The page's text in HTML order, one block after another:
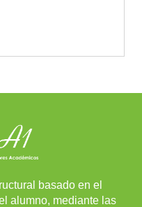
basado en el
alumno, mediante las